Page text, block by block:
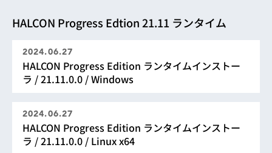
HALCON Progress Edtion 21.11 ランタイム
2024.06.27
HALCON Progress Edition ランタイムインストー
ラ / 21.11.0.0 / Windows
2024.06.27
HALCON Progress Edition ランタイムインストー
ラ / 21.11.0.0 / Linux x64